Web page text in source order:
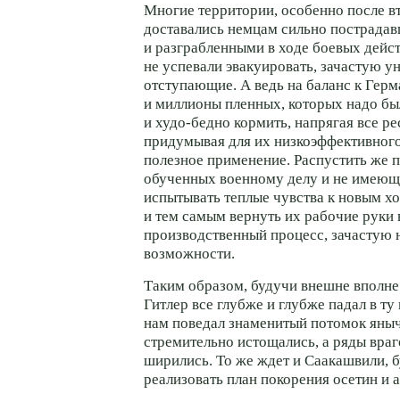
Многие территории, особенно после
доставались немцам сильно
и разграбленными в ходе боевых
не успевали эвакуировать, зачастую
отступающие. А ведь на баланс к
и миллионы пленных, которых надо
и худо-бедно кормить, напрягая все
придумывая для их
полезное применение. Распустить же
обученных военному делу и не
испытывать теплые чувства к новым
и тем самым вернуть их рабочие руки
производственный процесс, зачастую
возможности.
Таким образом, будучи внешне
Гитлер все глубже и глубже падал в
нам поведал знаменитый потомок
стремительно истощались, а ряды
ширились. То же ждет и Саакашвили,
реализовать план покорения осетин и